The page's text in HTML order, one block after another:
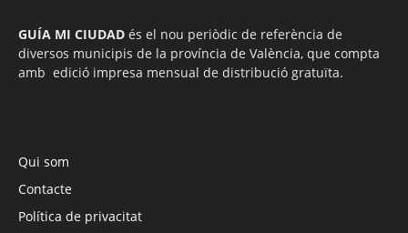
GUÍA MI CIUDAD és el nou periòdic de referència de
diversos municipis de la província de València, que compta
amb edició impresa mensual de distribució gratuïta.
Qui som
Contacte
Política de privacitat